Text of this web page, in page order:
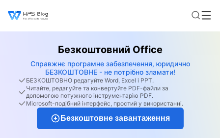
Безкоштовний Office
Справжнє програмне забезпечення, юридично
БЕЗКОШТОВНЕ - не потрібно зламати!
БЕЗКОШТОВНО редагуйте Word, Excel і PPT.
Читайте, редагуйте та конвертуйте PDF-файли за
допомогою потужного інструментарію PDF.
Microsoft-подібний інтерфейс, простий у використанні.
Безкоштовне завантаження